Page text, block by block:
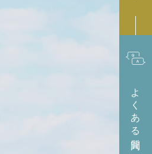
よくある質問